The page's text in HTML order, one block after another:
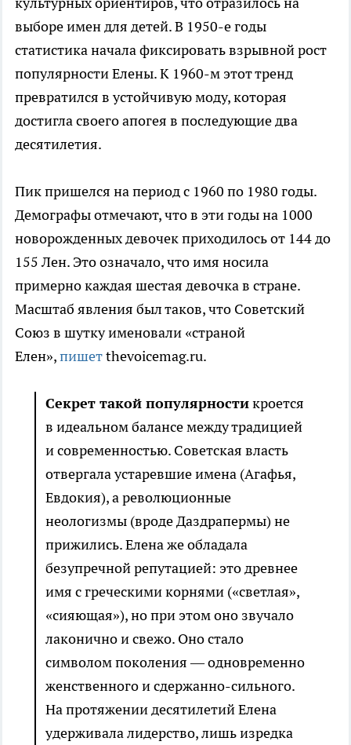
выборе имен для детей. В 1950-е годы
статистика начала фиксировать взрывной рост
популярности Елены. К 1960-м этот тренд
превратился в устойчивую моду, которая
достигла своего апогея в последующие два
десятилетия.
Пик пришелся на период с 1960 по 1980 годы.
Демографы отмечают, что в эти годы на 1000
новорожденных девочек приходилось от 144 до
155 Лен. Это означало, что имя носила
примерно каждая шестая девочка в стране.
Масштаб явления был таков, что Советский
Союз в шутку именовали «страной
Елен»,пишетthevoicemag.ru.
Секрет такой популярностикроется
в идеальном балансе между традицией
и современностью. Советская власть
отвергала устаревшие имена (Агафья,
Евдокия), а революционные
неологизмы (вроде Даздрапермы) не
прижились. Елена же обладала
безупречной репутацией: это древнее
имя с греческими корнями («светлая»,
«сияющая»), но при этом оно звучало
лаконично и свежо. Оно стало
символом поколения — одновременно
женственного и сдержанно-сильного.
На протяжении десятилетий Елена
удерживала лидерство, лишь изредка